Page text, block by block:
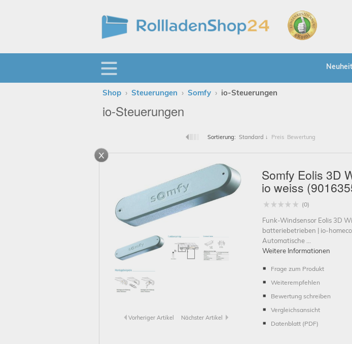
Shop › Steuerungen › Somfy › io-Steuerungen
io-Steuerungen
Sortierung: Standard ↓ Preis Bewertung
Vorheriger Artikel Nächster Artikel
Somfy Eolis 3D
io weiss
(0)
Funk-Windsensor Eolis 3D
batteriebetrieben | io-
Automatische ...
Weitere Informationen
Frage zum Produkt
Weiterempfehlen
Bewertung schreiben
Vergleichsansicht
Datenblatt (PDF)
x